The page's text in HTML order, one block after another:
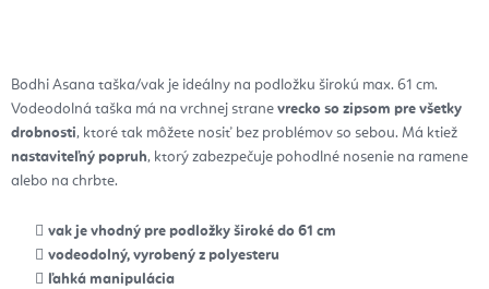
Bodhi Asana taška/vak je ideálny na podložku širokú max. 61 cm.
Vodeodolná taška má na vrchnej strane vrecko so zipsom pre všetky
drobnosti, ktoré tak môžete nosiť bez problémov so sebou. Má ktiež
nastaviteľný popruh, ktorý zabezpečuje pohodlné nosenie na ramene
alebo na chrbte.
vak je vhodný pre podložky široké do 61 cm
vodeodolný, vyrobený z polyesteru
ľahká manipulácia